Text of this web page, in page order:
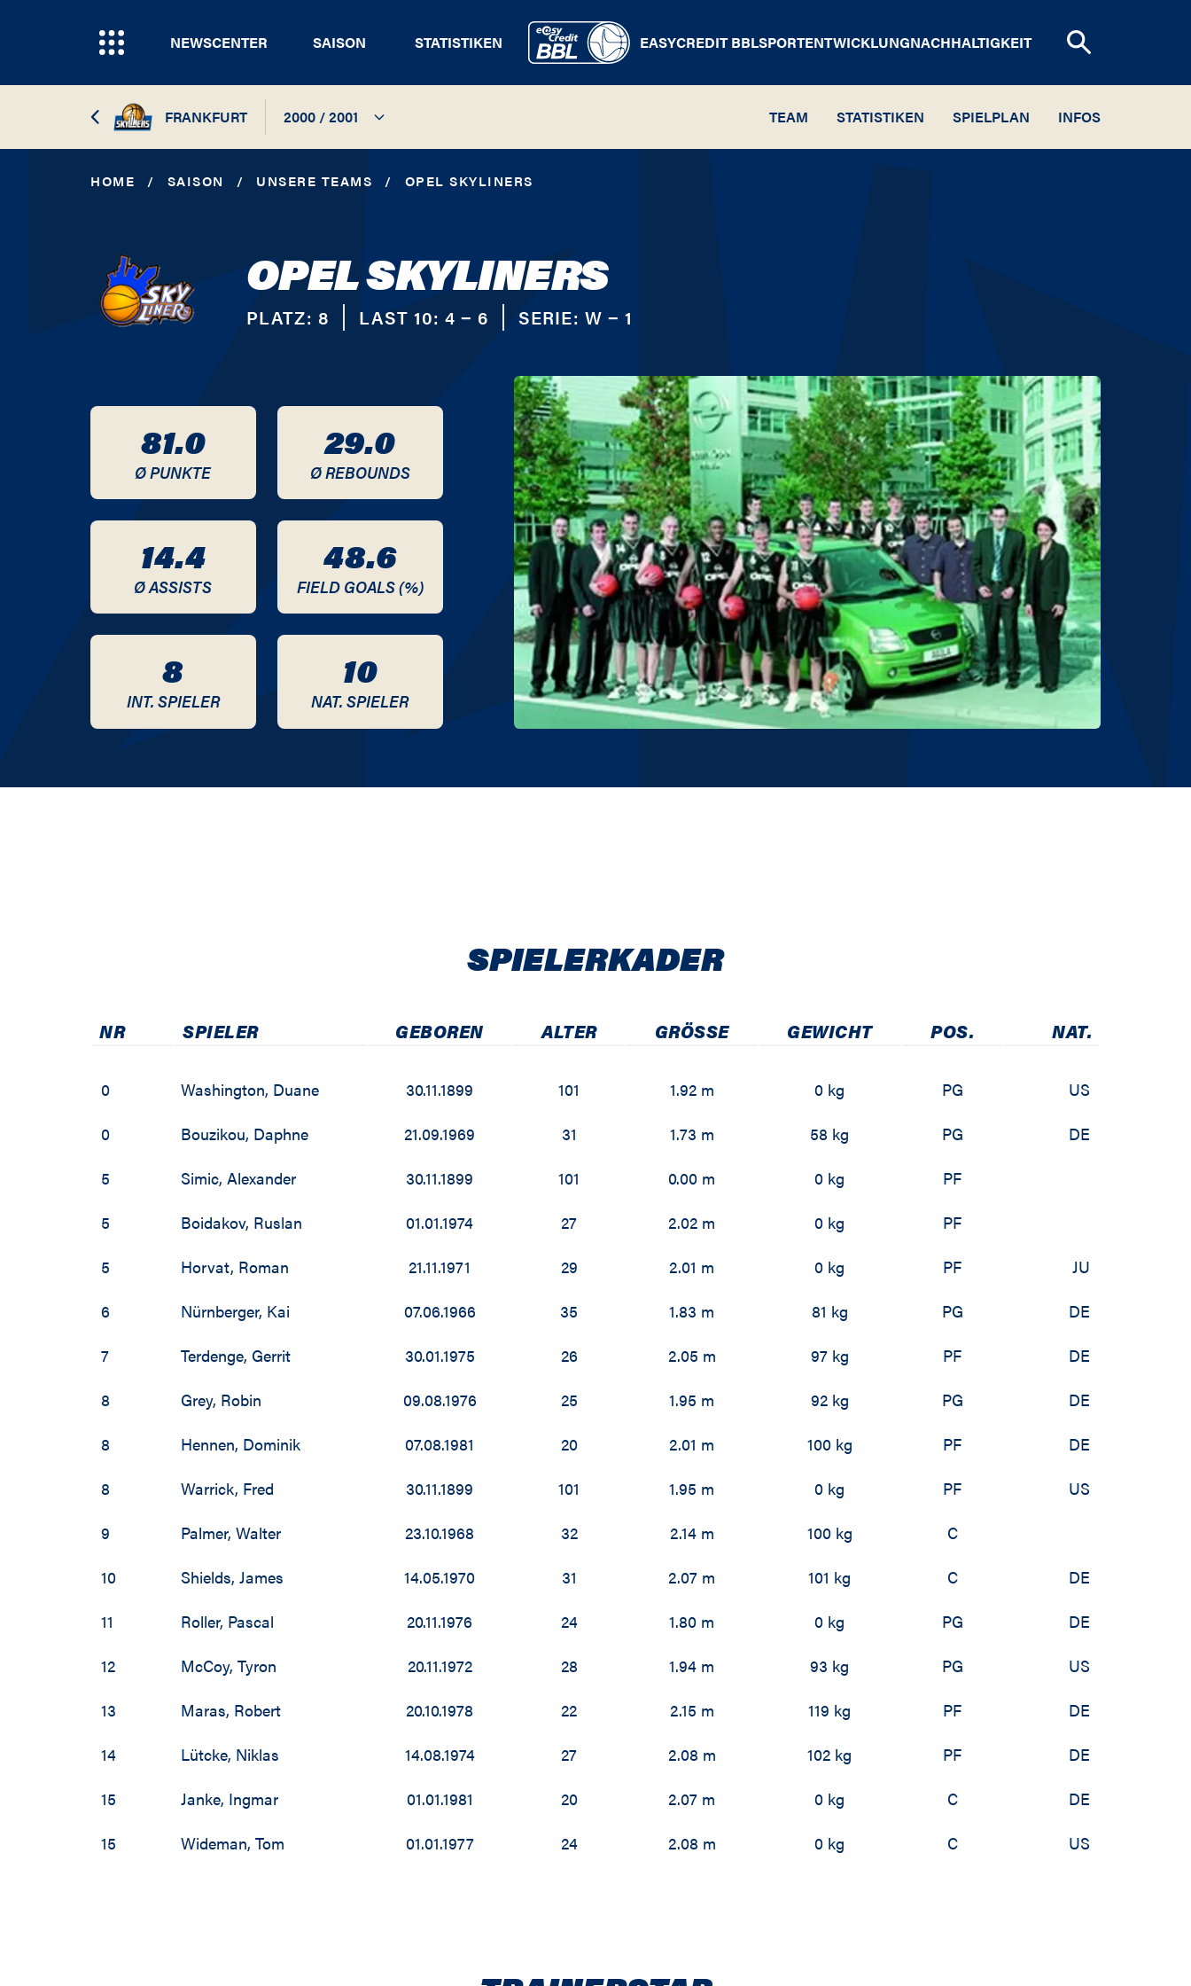
NEWSCENTER SAISON STATISTIKEN EASYCREDIT BBLSPORTENTWICKLUNGNACHHALTIGKEIT
FRANKFURT 2000 / 2001
2024 / 2025
2018 / 2019
2016 / 2017
2015 / 2016
2014 / 2015
2013 / 2014
2012 / 2013
2000 / 2001
1999 / 2000
TEAM STATISTIKEN SPIELPLAN INFOS
HOME / SAISON / UNSERE TEAMS / OPEL SKYLINERS
OPEL SKYLINERS
PLATZ: 8 LAST 10: 4 − 6 SERIE: W − 1
81.0
Ø PUNKTE
29.0
Ø REBOUNDS
14.4
Ø ASSISTS
48.6
FIELD GOALS (%)
8
INT. SPIELER
10
NAT. SPIELER
SPIELER­KADER
NR SPIELER GEBOREN ALTER GRÖSSE GEWICHT POS. NAT.
0 Washington, Duane 30.11.1899 101 1.92 m 0 kg PG
US
0
Bouzikou, Daphne 21.09.1969 31 1.73 m 58 kg PG
DE
5
Simic,Alexander 30.11.1899 101 0.00 m 0 kg
PF
5
Boidakov, Ruslan 01.01.1974 27 2.02 m 0 kg
PF
5
Horvat, Roman 21.11.1971 29 2.01 m 0 kg PF
JU
6
Nürnberger, Kai 07.06.1966 35 1.83 m 81 kg PG
DE
7
Terdenge, Gerrit 30.01.1975 26 2.05 m 97 kg PF
DE
8
Grey, Robin 09.08.1976 25 1.95 m 92 kg PG
DE
8
Hennen, Dominik 07.08.1981 20 2.01 m 100 kg PF
DE
8
Warrick, Fred 30.11.1899 101 1.95 m 0 kg PF
US
9
Palmer,Walter 23.10.1968 32 2.14 m 100 kg
C
10
Shields,James 14.05.1970 31 2.07 m 101 kg C
DE
11
Roller, Pascal 20.11.1976 24 1.80 m 0 kg PG
DE
12
McCoy,Tyron 20.11.1972 28 1.94 m 93 kg PG
US
13
Maras, Robert 20.10.1978 22 2.15 m 119 kg PF
DE
14
Lütcke, Niklas 14.08.1974 27 2.08 m 102 kg PF
DE
15
Janke, Ingmar 01.01.1981 20 2.07 m 0 kg C
DE
15
Wideman,Tom 01.01.1977 24 2.08 m 0 kg C US